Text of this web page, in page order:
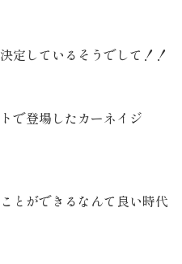
定しているそうでして！！
で登場したカーネイジ
とができるなんて良い時代